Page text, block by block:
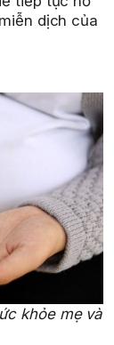
dịch của
khỏe mẹ và